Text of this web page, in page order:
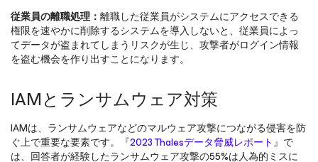
従業員の離職処理： 離職した従業員がシステムにアクセスできる
権限を速やかに削除するシステムを導入しないと、従業員によっ
てデータが盗まれてしまうリスクが生じ、攻撃者がログイン情報
を盗む機会を作り出すことになります。
IAMとランサムウェア対策
IAMは、ランサムウェアなどのマルウェア攻撃につながる侵害を防
ぐ上で重要な要素です。『2023 Thalesデータ脅威レポート』で
は、回答者が経験したランサムウェア攻撃の55%は人為的ミスに